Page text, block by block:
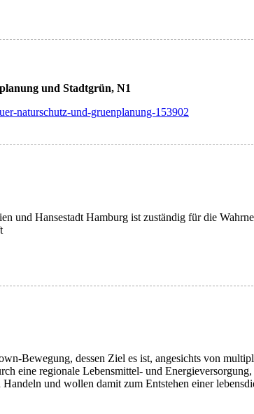
und Stadtgrün, N1
naturschutz-und-gruenplanung-153902
Hansestadt Hamburg ist zuständig für die
Bewegung, dessen Ziel es ist, angesichts von
eine regionale Lebensmittel- und
und wollen damit zum Entstehen einer